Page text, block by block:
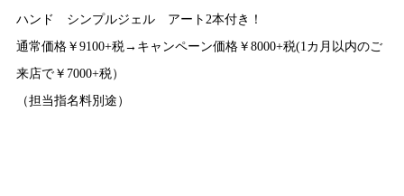
ハンド シンプルジェル アート2本付き！
通常価格￥9100+税→キャンペーン価格￥8000+税(1カ月以内のご
来店で￥7000+税）
（担当指名料別途）